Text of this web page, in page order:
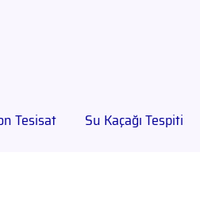
Tesisat Su Kaçağı Tespiti